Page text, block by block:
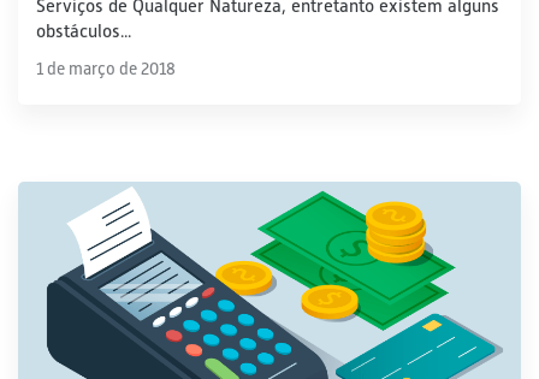
Serviços de Qualquer Natureza, entretanto existem alguns
obstáculos...
1 de março de 2018